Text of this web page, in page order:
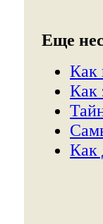
Еще
Как
Как
Как